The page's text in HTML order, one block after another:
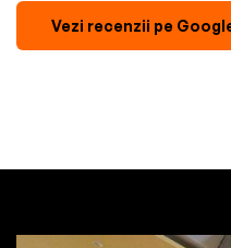
Vezi recenzii pe